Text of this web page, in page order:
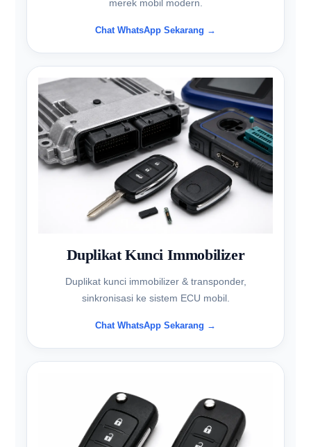
merek mobil modern.
Chat WhatsApp Sekarang →
Duplikat Kunci Immobilizer
Duplikat kunci immobilizer & transponder,
sinkronisasi ke sistem ECU mobil.
Chat WhatsApp Sekarang →